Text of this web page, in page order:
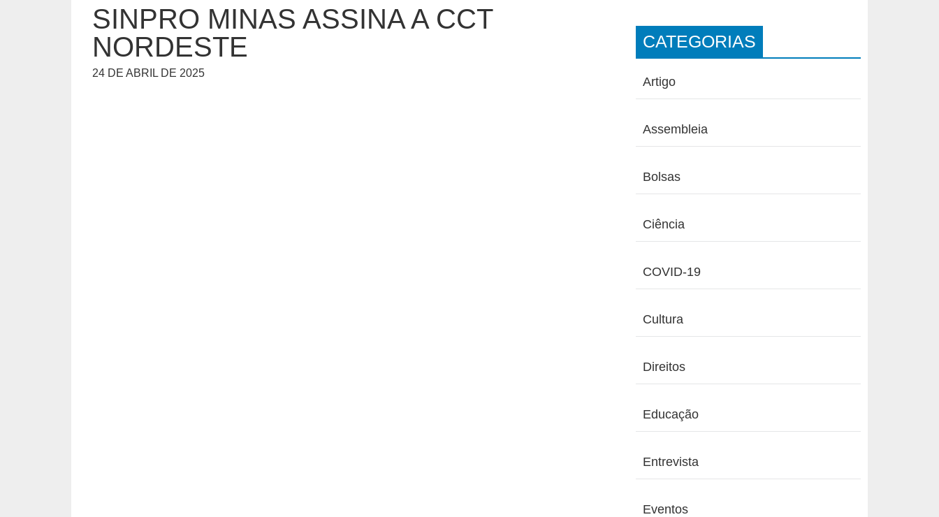
SINPRO MINAS ASSINA A CCT
NORDESTE
24 DE ABRIL DE 2025
CATEGORIAS
Artigo
Assembleia
Bolsas
Ciência
COVID-19
Cultura
Direitos
Educação
Entrevista
Eventos